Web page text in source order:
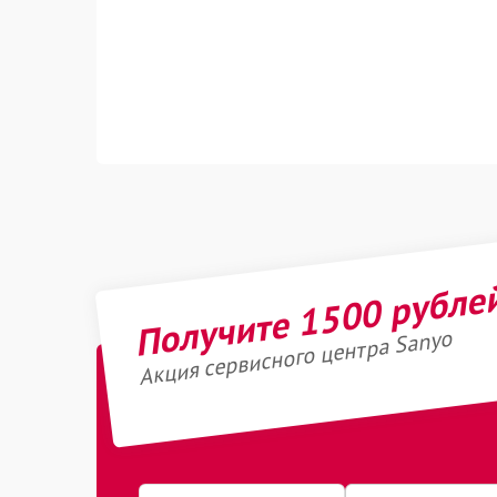
Получите 1500
Акция сервисного центра Sanyo